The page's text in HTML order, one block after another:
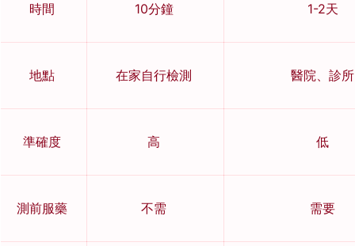
時間 10分鐘 1-2天
地點 在家自行檢測 醫院、診所
準確度 高 低
測前服藥 不需 需要